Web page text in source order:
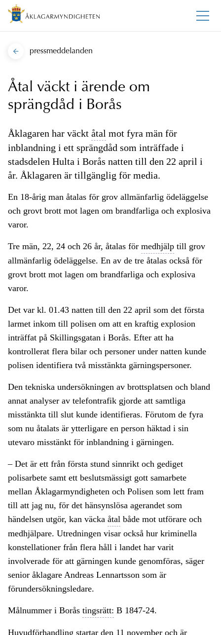
pressmeddelanden
Åtal väckt i ärende om
sprängdåd i Borås
Åklagaren har väckt åtal mot fyra män för
inblandning i ett sprängdåd som inträffade i
stadsdelen Hulta i Borås natten till den 22 april i
år. Åklagaren är tillgänglig för media.
En 18-årig man åtalas för grov allmänfarlig ödeläggelse
och grovt brott mot lagen om brandfarliga och explosiva
varor.
Tre män, 22, 24 och 26 år, åtalas för medhjälp till grov
allmänfarlig ödeläggelse. En av de tre åtalas också för
grovt brott mot lagen om brandfarliga och explosiva
varor.
Det var kl. 01.43 natten till den 22 april som det första
larmet inkom till polisen om att en kraftig explosion
inträffat på Skillingsgatan i Borås. Efter att ha
kontrollerat flera bilar och personer under natten kunde
polisen identifiera två misstänkta gärningspersoner.
Den tekniska undersökningen av brottsplatsen och bland
annat analyser av telefontrafik gjorde att samtliga
misstänkta till slut kunde identifieras. Förutom de fyra
som nu åtalats är ytterligare en person häktad i sin
utevaro misstänkt för inblandning i gärningen.
– Det är ett från första stund sinnrikt och gediget
polisarbete samt ett beslutsmässigt gott samarbete
mellan Åklagarmyndigheten och Polisen som lett fram
till att jag nu, för det hänsynslösa agerandet som
händelsen utgör, kan väcka åtal både mot utförare och
medhjälpare. Utredningen visar också hur kriminella
konstellationer från flera håll i landet har varit
involverade för att gärningen kunde genomföras, säger
senior åklagare Andreas Lennartsson som är
förundersökningsledare.
Målnummer i Borås tingsrätt: B 1847-24.
Huvudförhandling startar den 11 november och är